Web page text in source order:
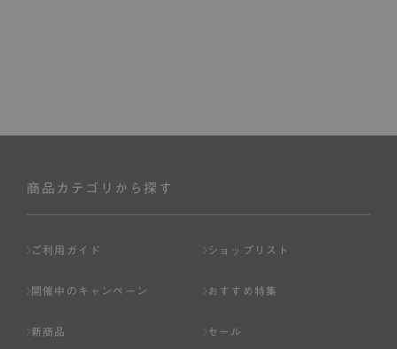
商品カテゴリから探す
ご利用ガイド ショップリスト
開催中のキャンペーン おすすめ特集
新商品 セール